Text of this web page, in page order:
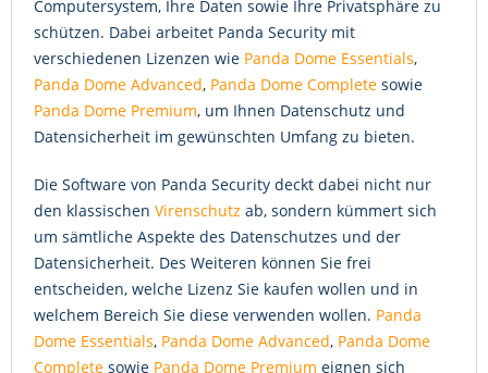
Computersystem, Ihre Daten sowie Ihre Privatsphäre zu
schützen. Dabei arbeitet Panda Security mit
verschiedenen Lizenzen wie Panda Dome Essentials,
Panda Dome Advanced, Panda Dome Complete sowie
Panda Dome Premium, um Ihnen Datenschutz und
Datensicherheit im gewünschten Umfang zu bieten.
Die Software von Panda Security deckt dabei nicht nur
den klassischen Virenschutz ab, sondern kümmert sich
um sämtliche Aspekte des Datenschutzes und der
Datensicherheit. Des Weiteren können Sie frei
entscheiden, welche Lizenz Sie kaufen wollen und in
welchem Bereich Sie diese verwenden wollen. Panda
Dome Essentials, Panda Dome Advanced, Panda Dome
Complete sowie Panda Dome Premium eignen sich